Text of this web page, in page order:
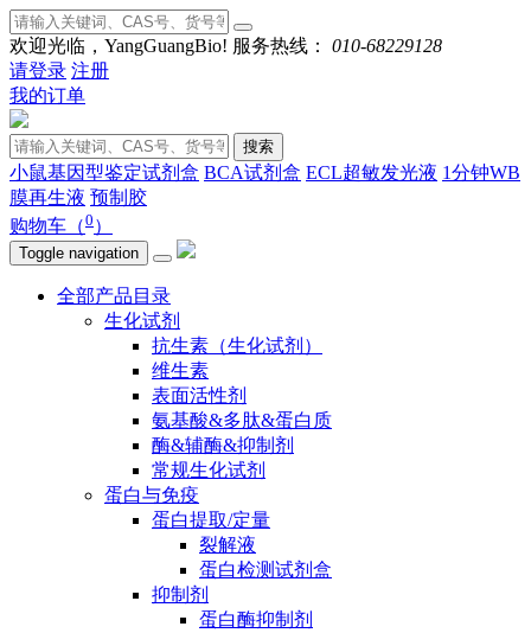
欢迎光临，YangGuangBio! 服务热线： 010-68229128
请登录 注册
我的订单
搜索
小鼠基因型鉴定试剂盒 BCA试剂盒 ECL超敏发光液 1分钟WB
膜再生液 预制胶
购物车（0 ）
Toggle navigation
全部产品目录
生化试剂
抗生素（生化试剂）
维生素
表面活性剂
氨基酸&多肽&蛋白质
酶&辅酶&抑制剂
常规生化试剂
蛋白与免疫
蛋白提取/定量
裂解液
蛋白检测试剂盒
抑制剂
蛋白酶抑制剂